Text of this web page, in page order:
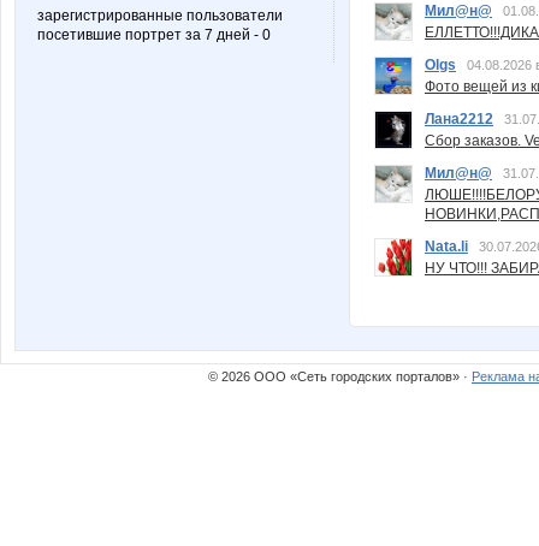
зарегистрированные пользователи
посетившие портрет за 7 дней - 0
Мил@н@
Olgs
04.08.2026
Фото вещей из
Лана2212
Сбор заказов.
Мил@н@
Nata.li
НУ ЧТО!!!
© 2026 ООО «Сеть городских порталов» · Реклама